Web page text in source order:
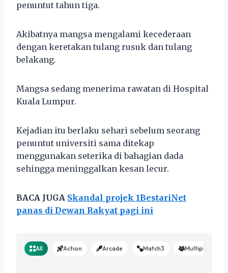
penuntut tahun tiga.
Akibatnya mangsa mengalami kecederaan
dengan keretakan tulang rusuk dan tulang
belakang.
Mangsa sedang menerima rawatan di Hospital
Kuala Lumpur.
Kejadian itu berlaku sehari sebelum seorang
penuntut universiti sama ditekap
menggunakan seterika di bahagian dada
sehingga meninggalkan kesan lecur.
BACA JUGA Skandal projek 1BestariNet
panas di Dewan Rakyat pagi ini